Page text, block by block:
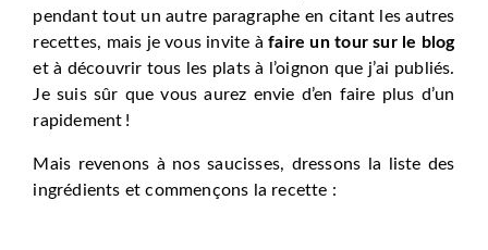
pendant tout un autre paragraphe en citant les autres
recettes, mais je vous invite àfaire un tour sur le blog
et à découvrir tous les plats à l’oignon que j’ai publiés.
Je suis sûr que vous aurez envie d’en faire plus d’un
rapidement !
Mais revenons à nos saucisses, dressons la liste des
ingrédients et commençons la recette :